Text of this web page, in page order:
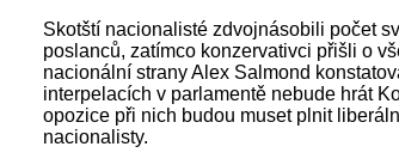
Skotští nacionalisté zdvojnásobili počet
poslanců, zatímco konzervativci přišli o
nacionální strany Alex Salmond
interpelacích v parlamentě nebude hrát
opozice při nich budou muset plnit
nacionalisty.